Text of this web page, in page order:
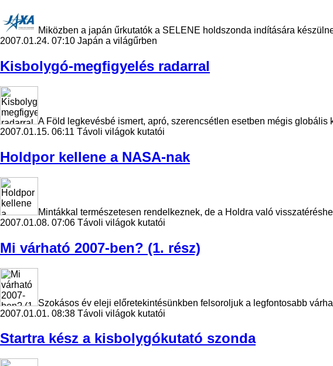
Miközben a japán űrkutatók a SELENE holdszonda indítására
2007.01.24. 07:10 Japán a világűrben
Kisbolygó-megfigyelés radarral
A Föld legkevésbé ismert, apró, szerencsétlen esetben mégis
2007.01.15. 06:11 Távoli világok kutatói
Holdpor kellene a NASA-nak
Mintákkal természetesen rendelkeznek, de a Holdra való
2007.01.08. 07:06 Távoli világok kutatói
Mi várható 2007-ben? (1. rész)
Szokásos év eleji előretekintésünkben felsoroljuk a legfontosabb
2007.01.01. 08:38 Távoli világok kutatói
Startra kész a kisbolygókutató szonda